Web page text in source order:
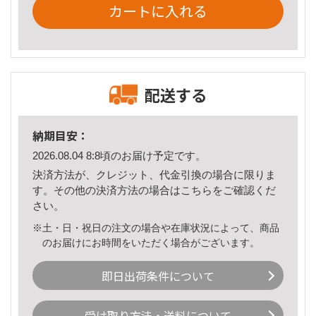
カートに入れる
配送する
納期目安：
2026.08.04 8:8頃のお届け予定です。
決済方法が、クレジット、代金引換の場合に限りま
す。その他の決済方法の場合はこちら をご確認くだ
さい。
※土・日・祝日の注文の場合や在庫状況によって、商品
のお届けにお時間をいただく場合がございます。
即日出荷条件について